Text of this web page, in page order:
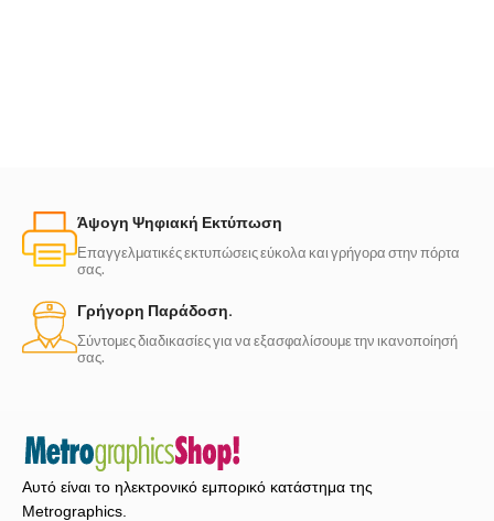
Άψογη Ψηφιακή Εκτύπωση
Επαγγελματικές εκτυπώσεις εύκολα και γρήγορα στην πόρτα
σας.
Γρήγορη Παράδοση.
Σύντομες διαδικασίες για να εξασφαλίσουμε την ικανοποίησή
σας.
Αυτό είναι το ηλεκτρονικό εμπορικό κατάστημα της
Metrographics.